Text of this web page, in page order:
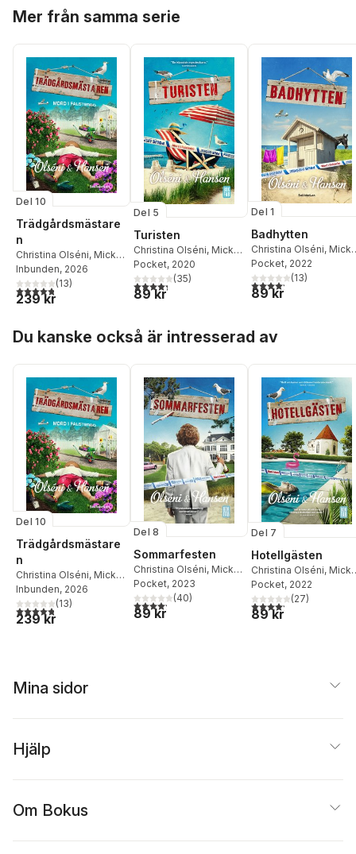
Mer från samma serie
Del 10
Trädgårdsmästare
n
Christina Olséni, Micke
Hansen
Inbunden, 2026
4,8utav 5 stjärnor. Totalt antal röster:
(13)
239 kr
Del 5
Turisten
Christina Olséni, Micke
Hansen
Pocket, 2020
4,3utav 5 stjärnor. Totalt antal röster:
(35)
89 kr
Del 1
Badhytten
Christina Olséni,
Hansen
Pocket, 2022
4,2utav 5 stjärnor.
(13)
89 kr
Du kanske också är intresserad av
Del 10
Trädgårdsmästare
n
Christina Olséni, Micke
Hansen
Inbunden, 2026
4,8utav 5 stjärnor. Totalt antal röster:
(13)
239 kr
Del 8
Sommarfesten
Christina Olséni, Micke
Hansen
Pocket, 2023
4,2utav 5 stjärnor. Totalt antal röster:
(40)
89 kr
Del 7
Hotellgästen
Christina Olséni,
Hansen
Pocket, 2022
4,2utav 5 stjärnor.
(27)
89 kr
Mina sidor
Hjälp
Om Bokus